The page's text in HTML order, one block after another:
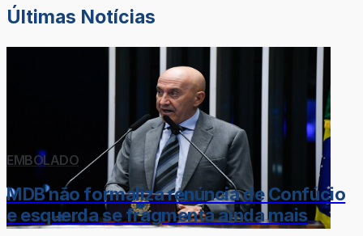
Últimas Notícias
EMBOLADO
MDB não formaliza renúncia de Confúcio
e esquerda se fragmenta ainda mais